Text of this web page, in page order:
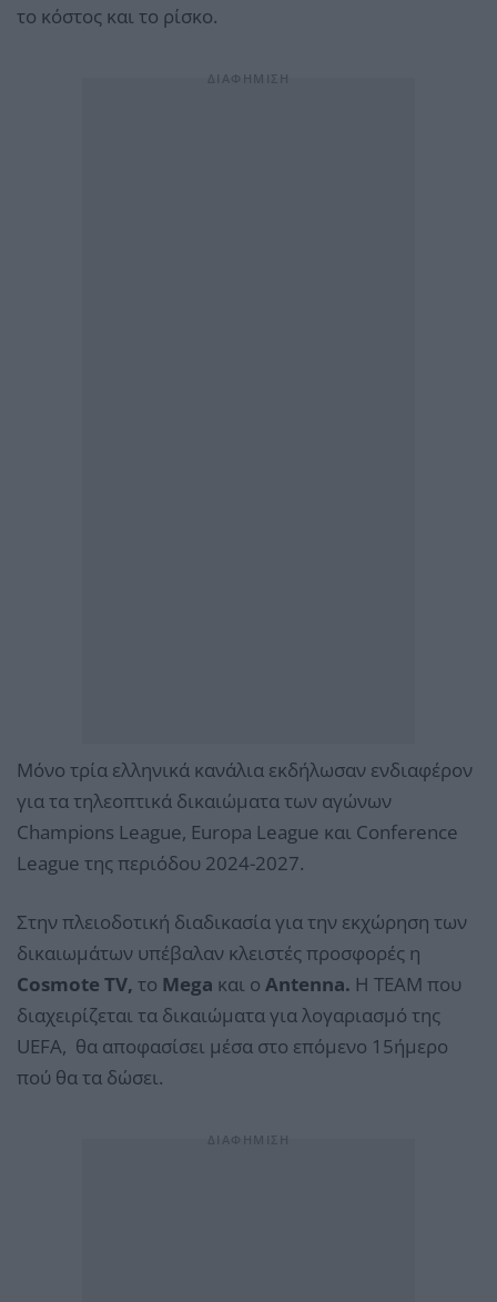
το κόστος και το ρίσκο.
Μόνο τρία ελληνικά κανάλια εκδήλωσαν ενδιαφέρον
για τα τηλεοπτικά δικαιώματα των αγώνων
Champions League, Europa League και Conference
League της περιόδου 2024-2027.
Στην πλειοδοτική διαδικασία για την εκχώρηση των
δικαιωμάτων υπέβαλαν κλειστές προσφορές η
Cosmote TV, το Mega και ο Antenna. Η TEAM που
διαχειρίζεται τα δικαιώματα για λογαριασμό της
UEFA, θα αποφασίσει μέσα στο επόμενο 15ήμερο
πού θα τα δώσει.